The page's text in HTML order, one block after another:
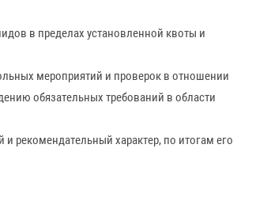
в пределах установленной квоты и
мероприятий и проверок в отношении
обязательных требований в области
рекомендательный характер, по итогам его